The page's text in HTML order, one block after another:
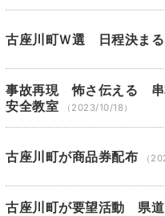
古座川町Ｗ選 日程決まる
事故再現 怖さ伝える 串
安全教室
（2023/10/18）
古座川町が商品券配布 （
古座川町が要望活動 県